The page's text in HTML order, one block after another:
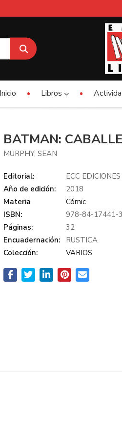
Inicio Libros
BATMAN:
MURPHY, SEAN
Editorial:
ECC EDICIONES
Año de edición:
2018
Materia
Cómic
ISBN:
978-84-17441-
Páginas:
32
Encuadernación:
RUSTICA
Colección:
VARIOS